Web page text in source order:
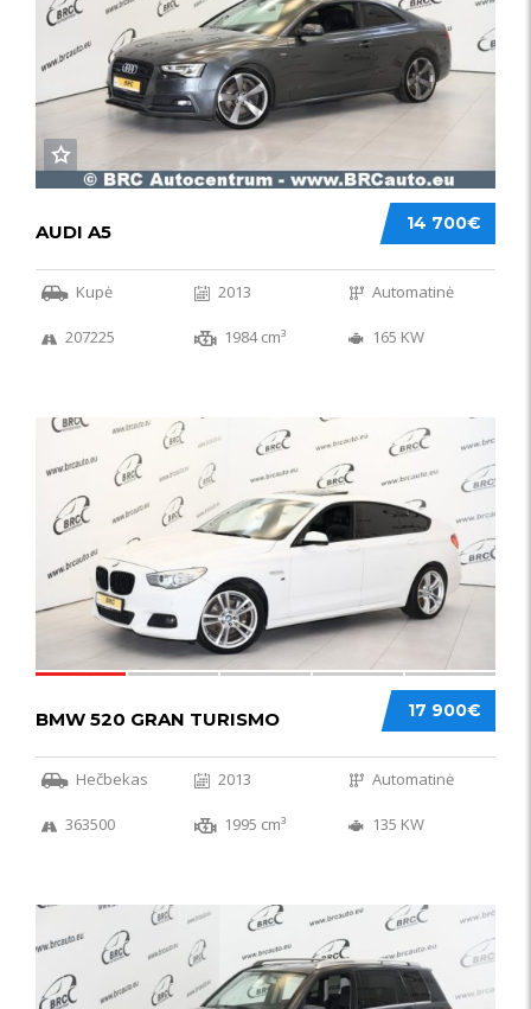
14 700€
AUDI A5
Kupė 2013 Automatinė
207225 1984 cm³ 165 KW
17 900€
BMW 520 GRAN TURISMO
Hečbekas 2013 Automatinė
363500 1995 cm³ 135 KW
IŠSKIRTINIS